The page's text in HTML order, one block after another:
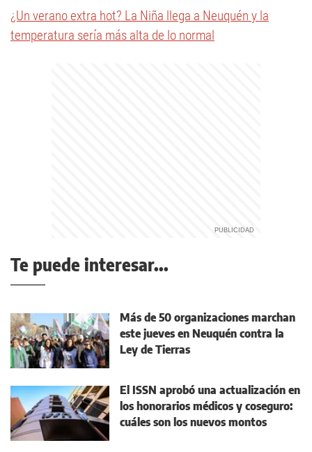
¿Un verano extra hot? La Niña llega a Neuquén y la
temperatura sería más alta de lo normal
Te puede interesar...
Más de 50 organizaciones marchan
este jueves en Neuquén contra la
Ley de Tierras
El ISSN aprobó una actualización en
los honorarios médicos y coseguro:
cuáles son los nuevos montos